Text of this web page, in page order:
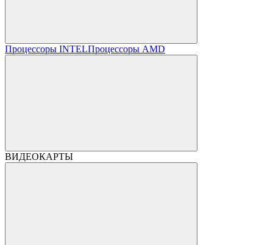
Процессоры INTELПроцессоры AMD
ВИДЕОКАРТЫ